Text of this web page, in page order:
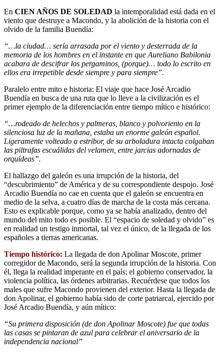
En CIEN AÑOS DE SOLEDAD la intemporalidad está dada en el
viento que destruye a Macondo, y la abolición de la historia con el
olvido de la familia Buendía:
“…la ciudad… sería arrasada por el viento y desterrada de la
memoria de los hombres en el instante en que Aureliano Babilonia
acabara de descifrar los pergaminos, (porque)… todo lo escrito en
ellos era irrepetible desde siempre y para siempre”.
Paralelo entre mito e historia: El viaje que hace José Arcadio
Buendía en busca de una ruta que lo lleve a la civilización es el
primer ejemplo de la diferenciación entre tiempo mítico e histórico:
“…rodeado de helechos y palmeras, blanco y polvoriento en la
silenciosa luz de la mañana, estaba un enorme galeón español.
Ligeramente volteado a estribor, de su arboladura intacta colgaban
las piltrafas escuálidas del velamen, entre jarcias adornadas de
orquídeas”.
El hallazgo del galeón es una irrupción de la historia, del
“descubrimiento” de América y de su correspondiente despojo. José
Arcadio Buendía no cae en cuenta que el galeón se encuentra en
medio de la selva, a cuatro días de marcha de la costa más cercana.
Esto es explicable porque, como ya se había analizado, dentro del
mundo del mito todo es posible. El “espacio de soledad y olvido” es
en realidad un testigo inmortal, tal vez el único, de la llegada de los
españoles a tierras americanas.
Tiempo histórico: La llegada de don Apolinar Moscote, primer
corregidor de Macondo, será la segunda irrupción de la historia. Con
él, llega la realidad imperante en el país; el gobierno conservador, la
violencia política, las órdenes arbitrarias. Recuérdese que todos los
males que sufre Macondo provienen del exterior. Hasta la llegada de
don Apolinar, el gobierno había sido de corte patriarcal, ejercido por
José Arcadio Buendía, y aún mítico:
“Su primera disposición (de don Apolinar Moscote) fue que todas
las casas se pintaran de azul para celebrar el aniversario de la
independencia nacional”